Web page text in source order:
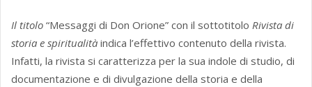
Il titolo “Messaggi di Don Orione” con il sottotitolo Rivista di
storia e spiritualità indica l’effettivo contenuto della rivista.
Infatti, la rivista si caratterizza per la sua indole di studio, di
documentazione e di divulgazione della storia e della